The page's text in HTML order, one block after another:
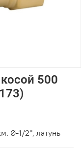
500
Ø-1/2", латунь